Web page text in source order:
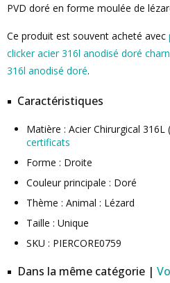
PVD doré en forme moulée de
Ce produit est souvent acheté avec
clicker acier 316l anodisé doré
316l anodisé doré.
Caractéristiques
Matière : Acier Chirurgical 316L
certificats
Forme : Droite
Couleur principale : Doré
Thème : Animal : Lézard
Taille : Unique
SKU : PIERCORE0759
Dans la même catégorie |